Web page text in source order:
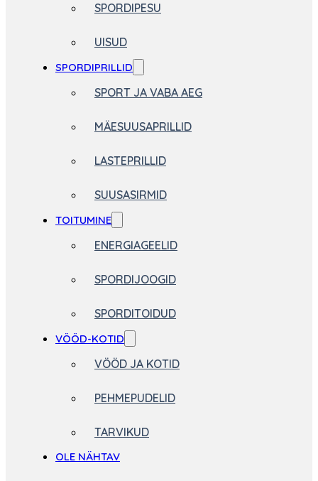
SPORDIPESU
UISUD
SPORDIPRILLID
SPORT JA VABA AEG
MÄESUUSAPRILLID
LASTEPRILLID
SUUSASIRMID
TOITUMINE
ENERGIAGEELID
SPORDIJOOGID
SPORDITOIDUD
VÖÖD-KOTID
VÖÖD JA KOTID
PEHMEPUDELID
TARVIKUD
OLE NÄHTAV